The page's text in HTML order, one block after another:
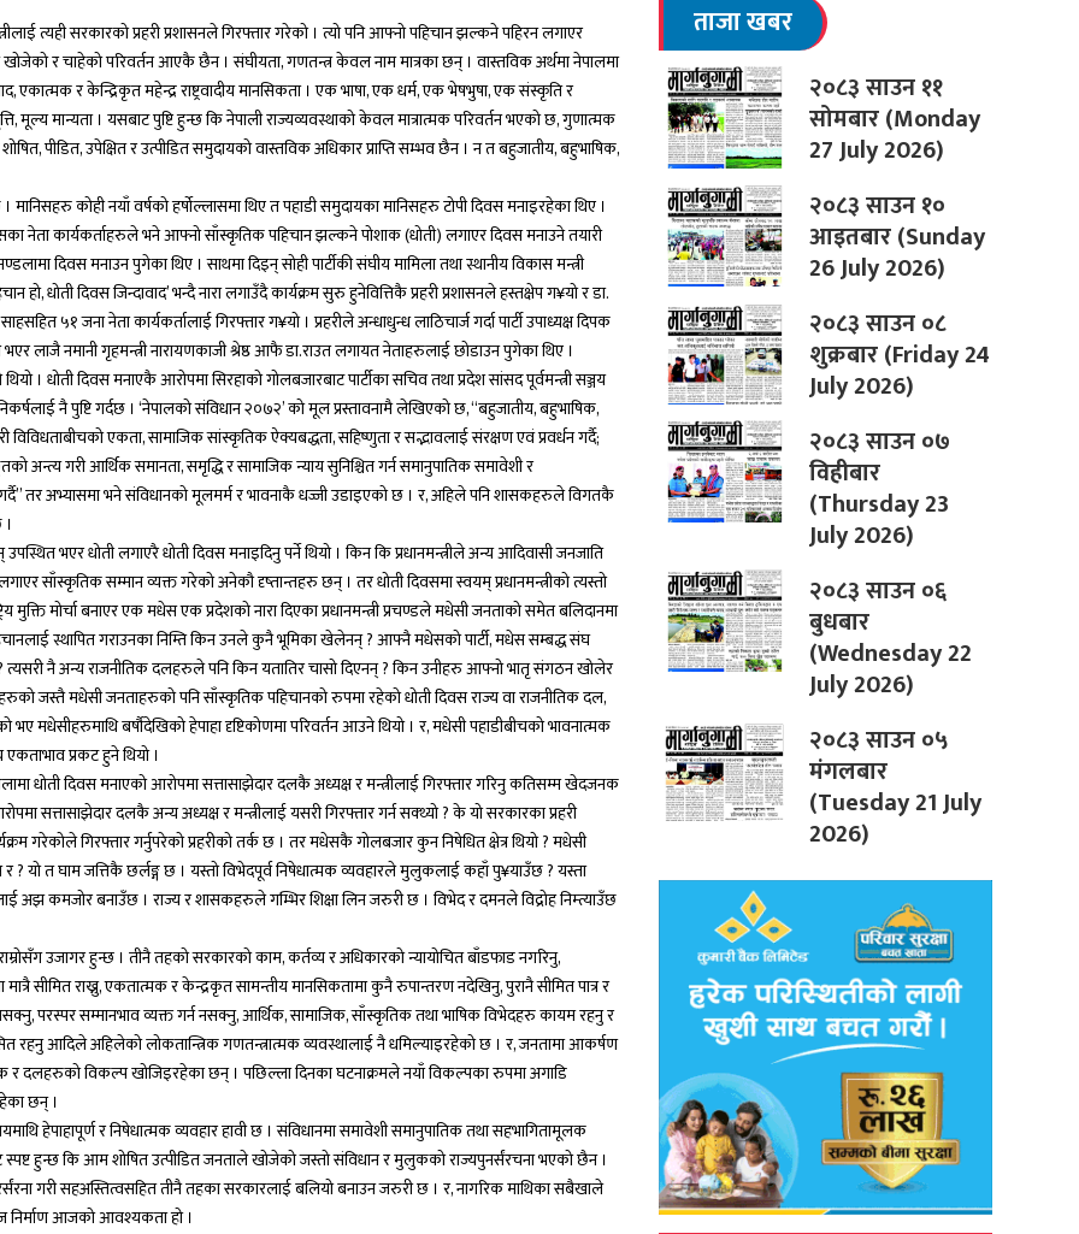
त्यही सरकारको प्रहरी प्रशासनले गिरफ्तार गरेको । त्यो पनि आफ्नो पहिचान झल्कने पहिरन लगाएर
र चाहेको परिवर्तन आएकै छैन । संघीयता, गणतन्त्र केवल नाम मात्रका छन् । वास्तविक अर्थमा नेपालमा
र केन्द्रिकृत महेन्द्र राष्ट्रवादीय मानसिकता । एक भाषा, एक धर्म, एक भेषभुषा, एक संस्कृति र
मूल्य मान्यता । यसबाट पुष्टि हुन्छ कि नेपाली राज्यव्यवस्थाको केवल मात्रात्मक परिवर्तन भएको छ, गुणात्मक
पीडित, उपेक्षित र उत्पीडित समुदायको वास्तविक अधिकार प्राप्ति सम्भव छैन । न त बहुजातीय, बहुभाषिक,
। मानिसहरु कोही नयाँ वर्षको हर्षोल्लासमा थिए त पहाडी समुदायका मानिसहरु टोपी दिवस मनाइरहेका थिए ।
नेता कार्यकर्ताहरुले भने आफ्नो साँस्कृतिक पहिचान झल्कने पोशाक (धोती) लगाएर दिवस मनाउने तयारी
दिवस मनाउन पुगेका थिए । साथमा दिइन् सोही पार्टीकी संघीय मामिला तथा स्थानीय विकास मन्त्री
हो, धोती दिवस जिन्दावाद’ भन्दै नारा लगाउँदै कार्यक्रम सुरु हुनेवित्तिकै प्रहरी प्रशासनले हस्तक्षेप ग¥यो र डा.
५१ जना नेता कार्यकर्तालाई गिरफ्तार ग¥यो । प्रहरीले अन्धाधुन्ध लाठिचार्ज गर्दा पार्टी उपाध्यक्ष दिपक
लाजै नमानी गृहमन्त्री नारायणकाजी श्रेष्ठ आफै डा.राउत लगायत नेताहरुलाई छोडाउन पुगेका थिए ।
। धोती दिवस मनाएकै आरोपमा सिरहाको गोलबजारबाट पार्टीका सचिव तथा प्रदेश सांसद पूर्वमन्त्री सञ्जय
नै पुष्टि गर्दछ । ‘नेपालको संविधान २०७२’ को मूल प्रस्तावनामै लेखिएको छ, “बहुजातीय, बहुभाषिक,
एकता, सामाजिक सांस्कृतिक ऐक्यबद्धता, सहिष्णुता र सद्भावलाई संरक्षण एवं प्रवर्धन गर्दै;
अन्त्य गरी आर्थिक समानता, समृद्धि र सामाजिक न्याय सुनिश्चित गर्न समानुपातिक समावेशी र
तर अभ्यासमा भने संविधानको मूलमर्म र भावनाकै धज्जी उडाइएको छ । र, अहिले पनि शासकहरुले विगतकै
भएर धोती लगाएरै धोती दिवस मनाइदिनु पर्ने थियो । किन कि प्रधानमन्त्रीले अन्य आदिवासी जनजाति
साँस्कृतिक सम्मान व्यक्त गरेको अनेकौ दृष्तान्तहरु छन् । तर धोती दिवसमा स्वयम् प्रधानमन्त्रीको त्यस्तो
मोर्चा बनाएर एक मधेस एक प्रदेशको नारा दिएका प्रधानमन्त्री प्रचण्डले मधेसी जनताको समेत बलिदानमा
स्थापित गराउनका निम्ति किन उनले कुनै भूमिका खेलेनन् ? आफ्नै मधेसको पार्टी, मधेस सम्बद्ध संघ
त्यसरी नै अन्य राजनीतिक दलहरुले पनि किन यतातिर चासो दिएनन् ? किन उनीहरु आफ्नो भातृ संगठन खोलेर
जस्तै मधेसी जनताहरुको पनि साँस्कृतिक पहिचानको रुपमा रहेको धोती दिवस राज्य वा राजनीतिक दल,
मधेसीहरुमाथि बर्षौदेखिको हेपाहा दृष्टिकोणमा परिवर्तन आउने थियो । र, मधेसी पहाडीबीचको भावनात्मक
एकताभाव प्रकट हुने थियो ।
धोती दिवस मनाएको आरोपमा सत्तासाझेदार दलकै अध्यक्ष र मन्त्रीलाई गिरफ्तार गरिनु कतिसम्म खेदजनक
सत्तासाझेदार दलकै अन्य अध्यक्ष र मन्त्रीलाई यसरी गिरफ्तार गर्न सक्थ्यो ? के यो सरकारका प्रहरी
गरेकोले गिरफ्तार गर्नुपरेको प्रहरीको तर्क छ । तर मधेसकै गोलबजार कुन निषेधित क्षेत्र थियो ? मधेसी
? यो त घाम जत्तिकै छर्लङ्ग छ । यस्तो विभेदपूर्व निषेधात्मक व्यवहारले मुलुकलाई कहाँ पु¥याउँछ ? यस्ता
कमजोर बनाउँछ । राज्य र शासकहरुले गम्भिर शिक्षा लिन जरुरी छ । विभेद र दमनले विद्रोह निम्त्याउँछ
उजागर हुन्छ । तीनै तहको सरकारको काम, कर्तव्य र अधिकारको न्यायोचित बाँडफाड नगरिनु,
सीमित राख्नु, एकतात्मक र केन्द्रकृत सामन्तीय मानसिकतामा कुनै रुपान्तरण नदेखिनु, पुरानै सीमित पात्र र
परस्पर सम्मानभाव व्यक्त गर्न नसक्नु, आर्थिक, सामाजिक, साँस्कृतिक तथा भाषिक विभेदहरु कायम रहनु र
रहनु आदिले अहिलेको लोकतान्त्रिक गणतन्त्रात्मक व्यवस्थालाई नै धमिल्याइरहेको छ । र, जनतामा आकर्षण
र दलहरुको विकल्प खोजिइरहेका छन् । पछिल्ला दिनका घटनाक्रमले नयाँ विकल्पका रुपमा अगाडि
छन् ।
हेपाहापूर्ण र निषेधात्मक व्यवहार हावी छ । संविधानमा समावेशी समानुपातिक तथा सहभागितामूलक
हुन्छ कि आम शोषित उत्पीडित जनताले खोजेको जस्तो संविधान र मुलुकको राज्यपुनर्संरचना भएको छैन ।
गरी सहअस्तित्वसहित तीनै तहका सरकारलाई बलियो बनाउन जरुरी छ । र, नागरिक माथिका सबैखाले
निर्माण आजको आवश्यकता हो ।
ताजा खबर
२०८३ साउन ११
सोमबार (Monday
27 July 2026)
२०८३ साउन १०
आइतबार (Sunday
26 July 2026)
२०८३ साउन ०८
शुक्रबार (Friday 24
July 2026)
२०८३ साउन ०७
विहीबार
(Thursday 23
July 2026)
२०८३ साउन ०६
बुधबार
(Wednesday 22
July 2026)
२०८३ साउन ०५
मंगलबार
(Tuesday 21 July
2026)